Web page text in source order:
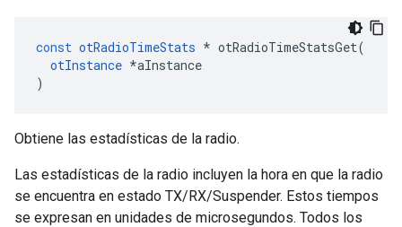
const otRadioTimeStats * otRadioTimeStatsGet(
otInstance *aInstance
)
Obtiene las estadísticas de la radio.
Las estadísticas de la radio incluyen la hora en que la radio
se encuentra en estado TX/RX/Suspender. Estos tiempos
se expresan en unidades de microsegundos. Todos los